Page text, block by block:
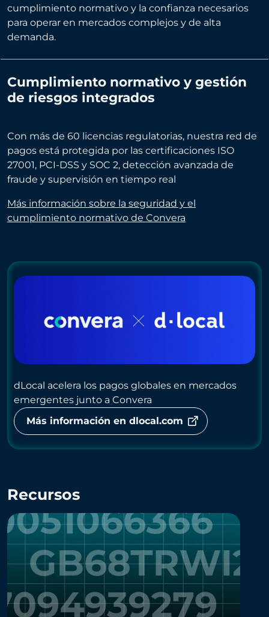
cumplimiento normativo y la confianza necesarios
para operar en mercados complejos y de alta
demanda.
Cumplimiento normativo y gestión
de riesgos integrados
Con más de 60 licencias regulatorias, nuestra red de
pagos está protegida por las certificaciones ISO
27001, PCI-DSS y SOC 2, detección avanzada de
fraude y supervisión en tiempo real
Más información sobre la seguridad y el
cumplimiento normativo de Convera
dLocal acelera los pagos globales en mercados
emergentes junto a Convera
Más información en dlocal.com
Recursos